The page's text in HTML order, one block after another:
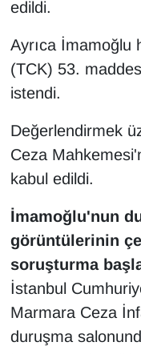
edildi.
Ayrıca İmamoğlu
(TCK) 53.
istendi.
Değerlendirmek
Ceza
kabul edildi.
İmamoğlu'nun
görüntülerinin
soruşturma
İstanbul
Marmara Ceza
duruşma